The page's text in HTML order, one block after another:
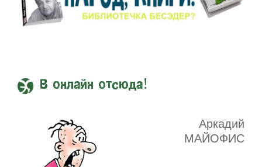
В онлайн отсюда!
Аркадий
МАЙОФИС